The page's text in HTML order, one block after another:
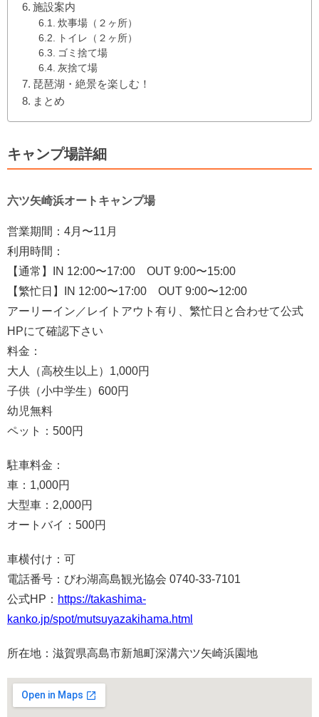
施設案内
炊事場（２ヶ所）
トイレ（２ヶ所）
ゴミ捨て場
灰捨て場
琵琶湖・絶景を楽しむ！
まとめ
キャンプ場詳細
六ツ矢崎浜オートキャンプ場
営業期間：4月〜11月
利用時間：
【通常】IN 12:00〜17:00 OUT 9:00〜15:00
【繁忙日】IN 12:00〜17:00 OUT 9:00〜12:00
アーリーイン／レイトアウト有り、繁忙日と合わせて公式
HPにて確認下さい
料金：
大人（高校生以上）1,000円
子供（小中学生）600円
幼児無料
ペット：500円
駐車料金：
車：1,000円
大型車：2,000円
オートバイ：500円
車横付け：可
電話番号：びわ湖高島観光協会 0740-33-7101
公式HP： https://takashima-
kanko.jp/spot/mutsuyazakihama.html
所在地：滋賀県高島市新旭町深溝六ツ矢崎浜園地